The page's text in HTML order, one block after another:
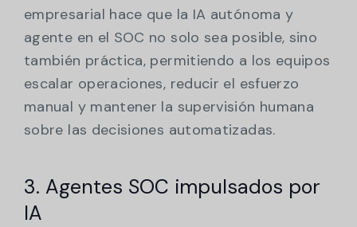
empresarial hace que la IA autónoma y
agente en el SOC no solo sea posible, sino
también práctica, permitiendo a los equipos
escalar operaciones, reducir el esfuerzo
manual y mantener la supervisión humana
sobre las decisiones automatizadas.
3. Agentes SOC impulsados por
IA